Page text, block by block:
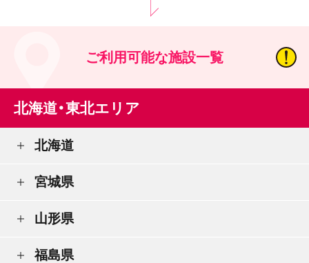
ご利用可能な施設一覧
北海道・東北エリア
北海道
宮城県
山形県
福島県